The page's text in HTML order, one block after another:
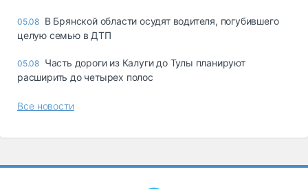
05.08 В Брянской области осудят водителя, погубившего
целую семью в ДТП
05.08 Часть дороги из Калуги до Тулы планируют
расширить до четырех полос
Все новости